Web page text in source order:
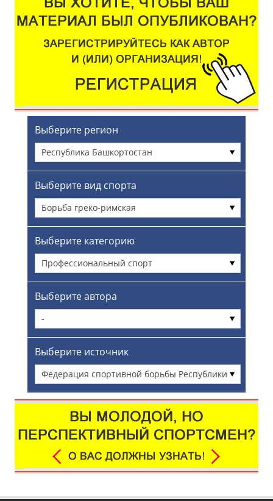
Выберите регион
Республика Башкортостан
Выберите вид спорта
Борьба греко-римская
Выберите категорию
Профессиональный спорт
Выберите автора
-
Выберите источник
Федерация спортивной борьбы Республики
Башкортостан